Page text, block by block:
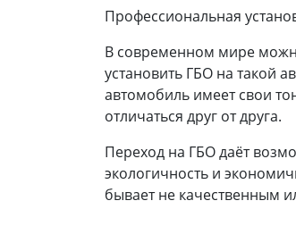
Профессиональная
В современном мире
установить ГБО на такой
автомобиль имеет свои
отличаться друг от друга.
Переход на ГБО даёт
экологичность и
бывает не качественным